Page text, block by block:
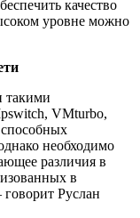
качество
уровне можно
такими
VMturbo,
необходимо
различия в
в
Руслан